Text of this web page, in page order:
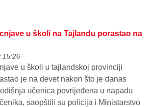
u školi na Tajlandu porastao na
15:26
u školi u tajlandskoj provinciji
je na devet nakon što je danas
učenica povrijeđena u napadu
saopštili su policija i Ministarstvo